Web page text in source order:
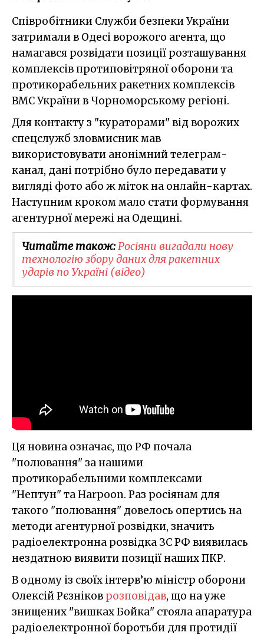
Співробітники Служби безпеки України
затримали в Одесі ворожого агента, що
намагався розвідати позиції розташування
комплексів протиповітряної оборони та
протикорабельних ракетних комплексів
ВМС України в Чорноморському регіоні.
Для контакту з "кураторами" від ворожих
спецслужб зловмисник мав
використовувати анонімний телеграм-
канал, дані потрібно було передавати у
вигляді фото або ж міток на онлайн-картах.
Наступним кроком мало стати формування
агентурної мережі на Одещині.
Читайте також:Росіяни вигадали нову
технологію збору даних для ракетних
ударів по Україні (відео)
Ця новина означає, що РФ почала
"полювання" за нашими
протикорабельними комплексами
"Нептун" та Harpoon. Раз росіянам для
такого "полювання" довелось опертись на
методи агентурної розвідки, значить
радіоелектронна розвідка ЗС РФ виявилась
нездатною виявити позиції наших ПКР.
В одному із своїх інтерв’ю міністр оборони
Олексій Рєзніков розповідав, що на уже
знищених "вишках Бойка" стояла апаратура
радіоелектронної боротьби для протидії